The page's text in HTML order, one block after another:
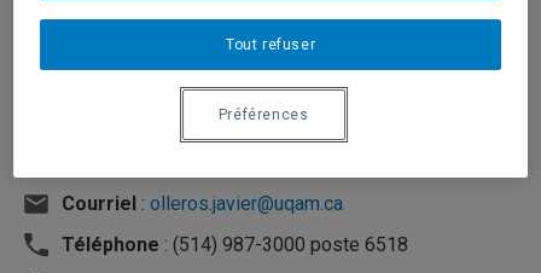
Courriel : olleros.javier@uqam.ca
Téléphone : (514) 987-3000 poste 6518
Tout refuser
Préférences